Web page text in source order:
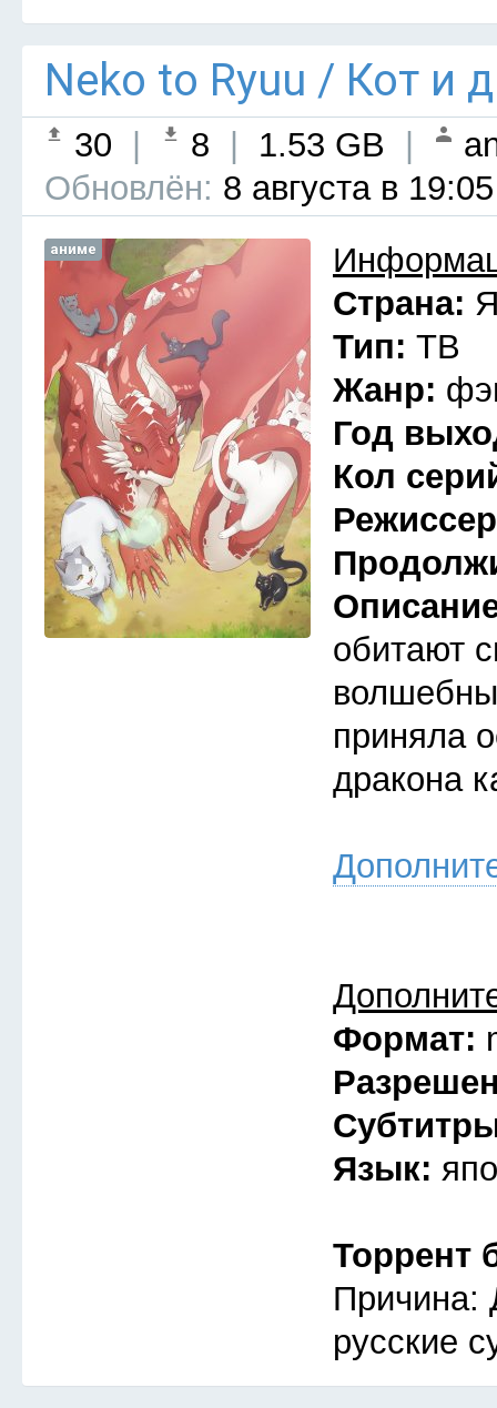
Neko to Ryuu / Кот и
30 8 1.53 GB
Обновлён: 8 августа в 19:05
аниме
Страна:
Тип: ТВ
Жанр:
Год
Кол
обитают
приняла
дракона
Формат:
Язык:
Торрент
Причина:
русские